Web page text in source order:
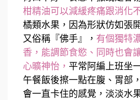
柑精油可以減緩疼痛跟消化
橘類水果，因為形狀仿如張
又俗稱『佛手』， 有個獨特
香，能調節食慾、同時也會
心曠神怡， 平常阿編上班坐
午餐飯後擦一點在腹、胃部
會一直卡住的感覺，淡淡水